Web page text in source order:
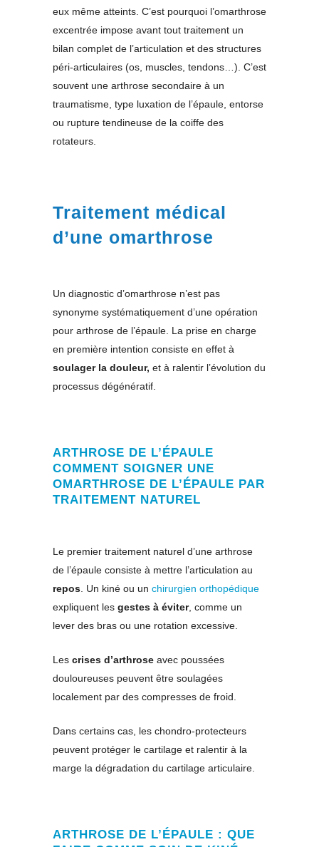
eux même atteints. C’est pourquoi l’omarthrose
excentrée impose avant tout traitement un
bilan complet de l’articulation et des structures
péri-articulaires (os, muscles, tendons…). C’est
souvent une arthrose secondaire à un
traumatisme, type luxation de l’épaule, entorse
ou rupture tendineuse de la coiffe des
rotateurs.
Traitement médical
d’une omarthrose
Un diagnostic d’omarthrose n’est pas
synonyme systématiquement d’une opération
pour arthrose de l’épaule. La prise en charge
en première intention consiste en effet à
soulager la douleur, et à ralentir l’évolution du
processus dégénératif.
ARTHROSE DE L’ÉPAULE
COMMENT SOIGNER UNE
OMARTHROSE DE L’ÉPAULE PAR
TRAITEMENT NATUREL
Le premier traitement naturel d’une arthrose
de l’épaule consiste à mettre l’articulation au
repos . Un kiné ou un chirurgien orthopédique
expliquent les gestes à éviter, comme un
lever des bras ou une rotation excessive.
Les crises d’arthrose avec poussées
douloureuses peuvent être soulagées
localement par des compresses de froid.
Dans certains cas, les chondro-protecteurs
peuvent protéger le cartilage et ralentir à la
marge la dégradation du cartilage articulaire.
ARTHROSE DE L’ÉPAULE : QUE